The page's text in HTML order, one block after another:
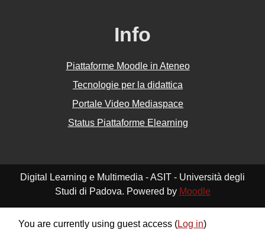
Info
Piattaforme Moodle in Ateneo
Tecnologie per la didattica
Portale Video Mediaspace
Status Piattaforme Elearning
Digital Learning e Multimedia - ASIT - Università degli
Studi di Padova. Powered by Moodle
You are currently using guest access (Log in)